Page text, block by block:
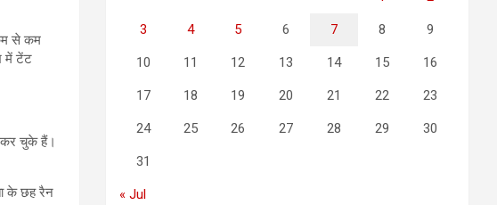
से कम
में टेंट
कर चुके हैं।
के छह रैन
3 4 5 6 7 8 9
10 11 12 13 14 15 16
17 18 19 20 21 22 23
24 25 26 27 28 29 30
31
« Jul